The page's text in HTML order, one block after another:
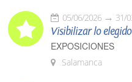
05/06/2026 31/
Visibilizar lo elegido
EXPOSICIONES
Salamanca